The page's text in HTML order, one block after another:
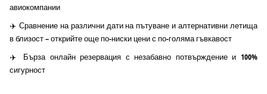
авиокомпании
✈️ Сравнение на различни дати на пътуване и алтернативни летища
в близост – открийте още по-ниски цени с по-голяма гъвкавост
✈️ Бърза онлайн резервация с незабавно потвърждение и 100%
сигурност